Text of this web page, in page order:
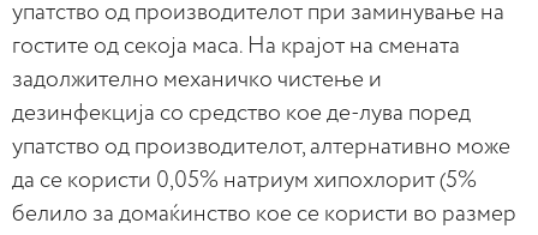
упатство од производителот при заминување на
гостите од секоја маса. На крајот на смената
задолжително механичко чистење и
дезинфекција со средство кое де-лува поред
упатство од производителот, алтернативно може
да се користи 0,05% натриум хипохлорит (5%
белило за домаќинство кое се користи во размер